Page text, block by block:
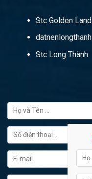
Stc Golden Land
datnenlongthanh
Stc Long Thành